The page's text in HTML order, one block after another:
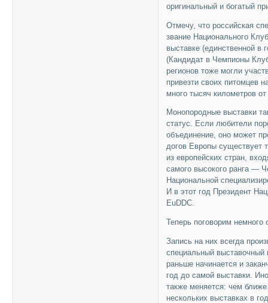
оригинальный и богатый
Отмечу, что российская
звание Национального
выставке (единственной в
(Кандидат в Чемпионы
регионов тоже могли
привезти своих питомцев
много тысяч километров
Монопородные выставки
статус. Если любители
объединение, оно может
догов Европы существует
из европейских стран,
самого высокого ранга —
Национальной
И в этот год Президент
EuDDC.
Теперь поговорим
Запись на них всегда
специальный выставочный
раньше начинается и
год до самой выставки.
также меняется: чем
нескольких выставках в